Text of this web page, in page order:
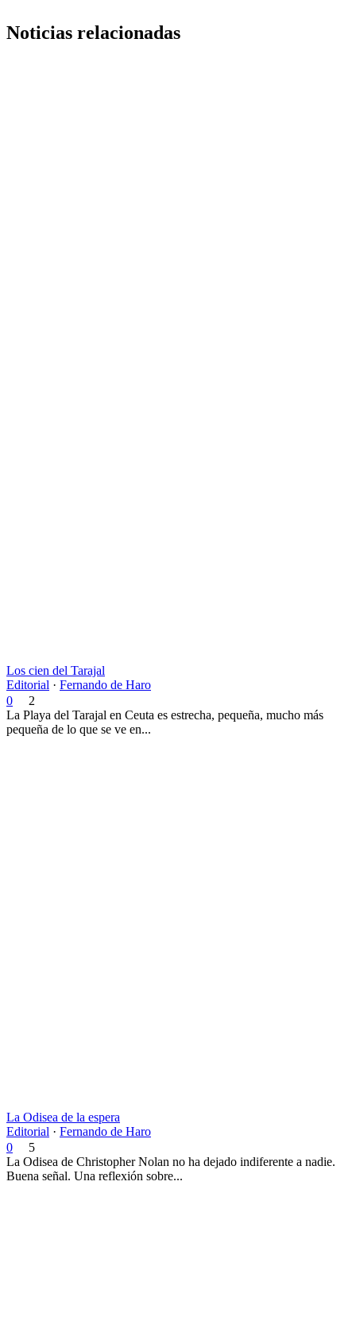
Noticias relacionadas
Los cien del Tarajal
Editorial · Fernando de Haro
0
2
La Playa del Tarajal en Ceuta es estrecha, pequeña, mucho más
pequeña de lo que se ve en...
La Odisea de la espera
Editorial · Fernando de Haro
0
5
La Odisea de Christopher Nolan no ha dejado indiferente a nadie.
Buena señal. Una reflexión sobre...